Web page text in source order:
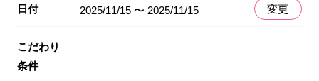
日付 2025/11/15 〜 2025/11/15 変更
こだわり
条件